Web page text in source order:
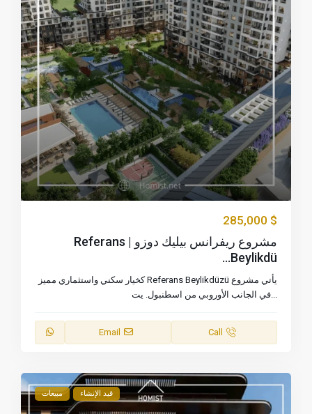
$ 285,000
مشروع ريفرانس بيليك دوزو | Referans
Beylikdü...
يأتي مشروع Referans Beylikdüzü كخيار سكني واستثماري مميز
في الجانب الأوروبي من اسطنبول. يت...
Call
Email
مبيعات قيد الإنشاء